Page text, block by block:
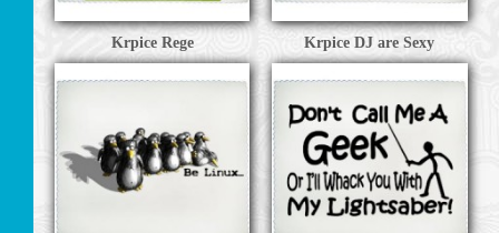
Krpice Rege Krpice DJ are Sexy